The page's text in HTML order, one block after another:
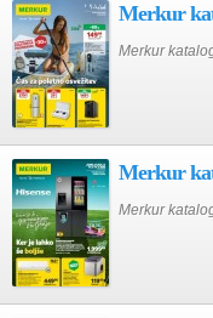
Merkur
Merkur
Merkur
Merkur